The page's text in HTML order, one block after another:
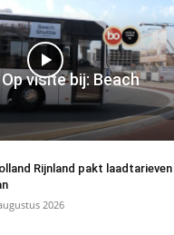
visite bij: Beach
Rijnland pakt laadtarieven
2026